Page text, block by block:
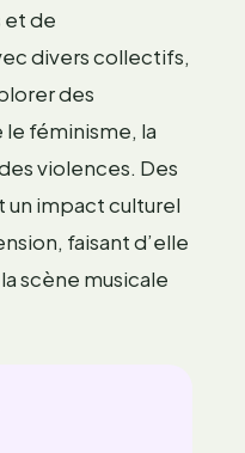
et de
divers collectifs,
des
féminisme, la
violences. Des
impact culturel
faisant d’elle
scène musicale